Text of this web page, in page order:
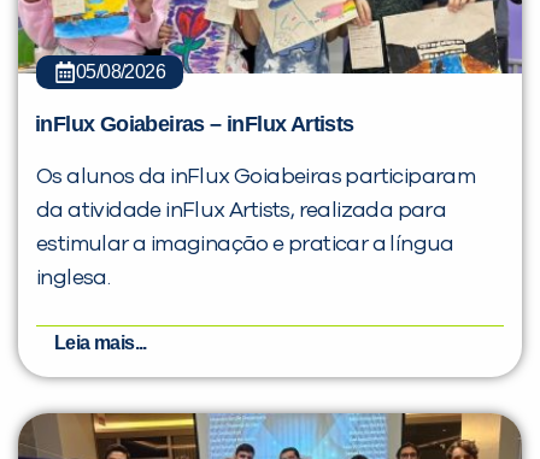
05/08/2026
inFlux Goiabeiras – inFlux Artists
Os alunos da inFlux Goiabeiras participaram
da atividade inFlux Artists, realizada para
estimular a imaginação e praticar a língua
inglesa.
Leia mais...